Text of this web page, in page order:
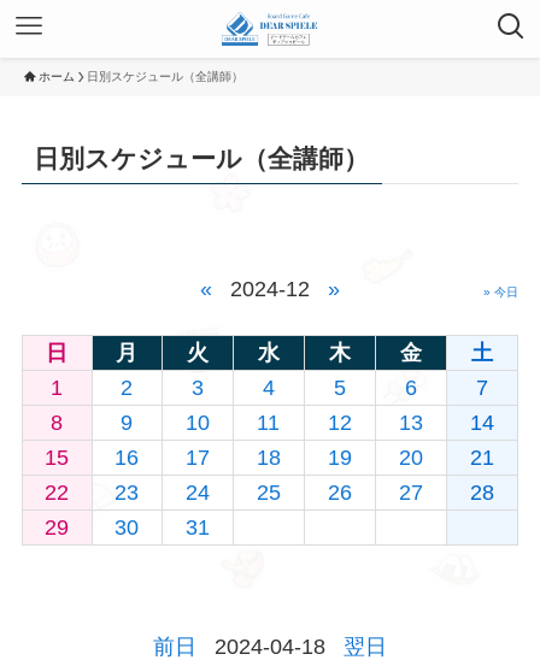
ホーム 日別スケジュール（全講師）
日別スケジュール（全講師）
« 2024-12 » » 今日
日 月 火 水 木 金
土
1
2 3 4 5 6
7
8
9 10 11 12 13
14
15
16 17 18 19 20
21
22
23 24 25 26 27
28
29
30 31
前日 2024-04-18 翌日